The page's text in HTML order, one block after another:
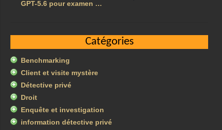
GPT-5.6 pour examen …
Catégories
Benchmarking
Client et visite mystère
Détective privé
Droit
Enquête et investigation
information détective privé